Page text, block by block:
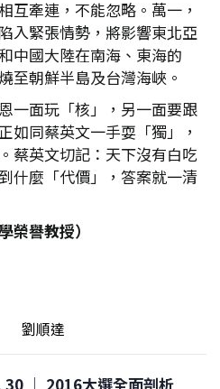
互牽連，不能忽略。萬一，
入緊張情勢，將影響東北亞
中國大陸在南海、東海的
至朝鮮半島及台灣海峽。
一面玩「核」，另一面要跟
如同蔡英文一手耍「獨」，
蔡英文切記：天下沒有白吃
什麼「代價」，答案就一清
榮譽教授）
劉順達
30 │ 2016大選全面剖析